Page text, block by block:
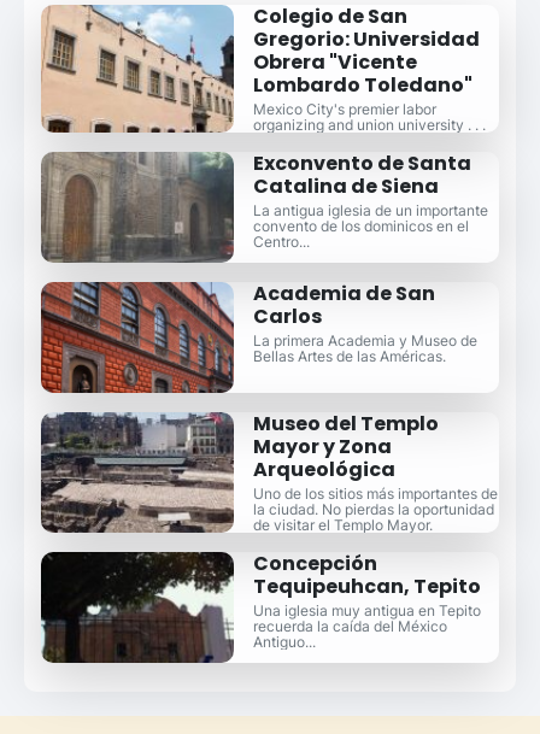
Colegio de San
Gregorio: Universidad
Obrera "Vicente
Lombardo Toledano"
Mexico City's premier labor
organizing and union university . . .
Exconvento de Santa
Catalina de Siena
La antigua iglesia de un importante
convento de los dominicos en el
Centro...
Academia de San
Carlos
La primera Academia y Museo de
Bellas Artes de las Américas.
Museo del Templo
Mayor y Zona
Arqueológica
Uno de los sitios más importantes de
la ciudad. No pierdas la oportunidad
de visitar el Templo Mayor.
Concepción
Tequipeuhcan, Tepito
Una iglesia muy antigua en Tepito
recuerda la caída del México
Antiguo...